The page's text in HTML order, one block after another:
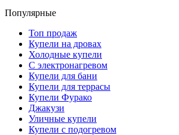
Популярные
Топ продаж
Купели на дровах
Холодные купели
С электронагревом
Купели для бани
Купели для террасы
Купели Фурако
Джакузи
Уличные купели
Купели с подогревом